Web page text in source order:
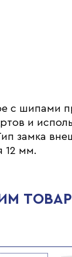
с шипами
и
замка
12 мм.